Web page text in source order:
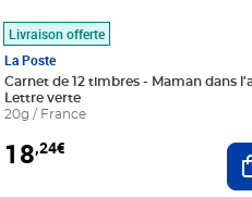
au panier
Livraison offerte
La Poste
Carnet de 12 timbres - Maman dans
Lettre verte
20g / France
18,24€